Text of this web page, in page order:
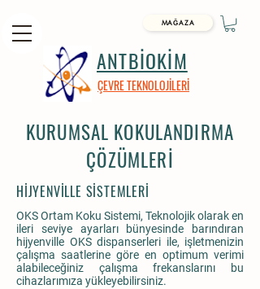
ANTBİOKİM
ÇEVRE TEKNOLOJİLERİ
MAĞAZA
KURUMSAL KOKULANDIRMA
ÇÖZÜMLERİ
HİJYENVİLLE SİSTEMLERİ
OKS Ortam Koku Sistemi, Teknolojik olarak en
ileri seviye ayarları bünyesinde barındıran
hijyenville OKS dispanserleri ile, işletmenizin
çalışma saatlerine göre en optimum verimi
alabileceğiniz çalışma frekanslarını bu
cihazlarımıza yükleyebilirsiniz.